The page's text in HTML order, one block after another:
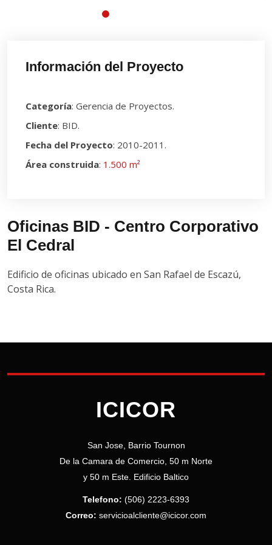
Información del Proyecto
Categoría: Gerencia de Proyectos.
Cliente: BID.
Fecha del Proyecto: 2010-2011.
Área construida: 1.500 m²
Oficinas BID - Centro Corporativo
El Cedral
Edificio de oficinas ubicado en San Rafael de Escazú,
Costa Rica.
ICICOR
San Jose, Barrio Tournon
De la Camara de Comercio, 50 m Norte
y 50 m Este. Edificio Baltico
Telefono: (506) 2223-6393
Correo: servicioalcliente@icicor.com